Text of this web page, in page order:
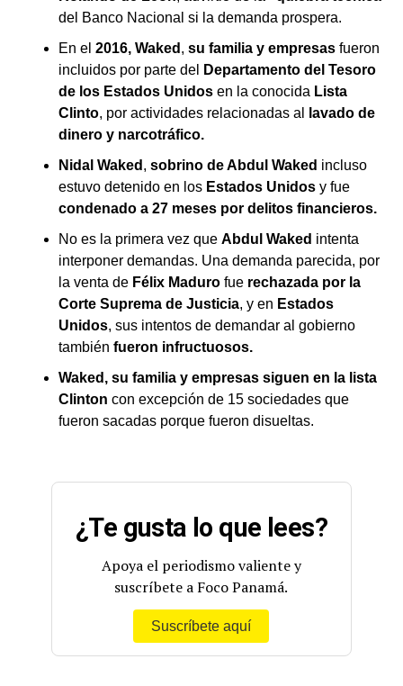
del Banco Nacional si la demanda prospera.
En el 2016, Waked , su familia y empresas fueron
incluidos por parte del
Departamento del Tesoro
de los Estados Unidos en la conocida Lista
Clinto, por actividades relacionadas al
lavado de
dinero y narcotráfico.
Nidal Waked , sobrino de Abdul Waked incluso
estuvo detenido en los Estados Unidos y fue
condenado a 27 meses por delitos financieros.
No es la primera vez que Abdul Waked intenta
interponer demandas. Una demanda parecida, por
la venta de Félix Maduro fue rechazada por la
Corte Suprema de Justicia, y en Estados
Unidos, sus intentos de demandar al gobierno
también fueron infructuosos.
Waked, su familia y empresas siguen en la lista
Clinton con excepción de 15 sociedades que
fueron sacadas porque fueron disueltas.
¿Te gusta lo que lees?
Apoya el periodismo valiente y
suscríbete a Foco Panamá.
Suscríbete aquí